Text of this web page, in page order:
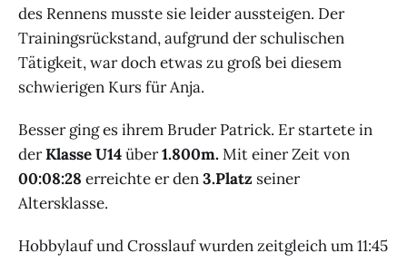
des Rennens musste sie leider aussteigen. Der
Trainingsrückstand, aufgrund der schulischen
Tätigkeit, war doch etwas zu groß bei diesem
schwierigen Kurs für Anja.
Besser ging es ihrem Bruder Patrick. Er startete in
derKlasse U14über1.800m.Mit einer Zeit von
00:08:28 erreichte er den3.Platz seiner
Altersklasse.
Hobbylauf und Crosslauf wurden zeitgleich um 11:45